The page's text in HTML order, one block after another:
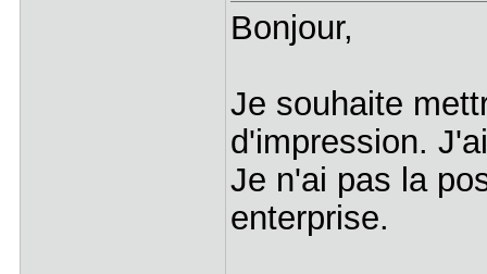
Bonjour,
Je souhaite
d'impression.
Je n'ai pas la
enterprise.